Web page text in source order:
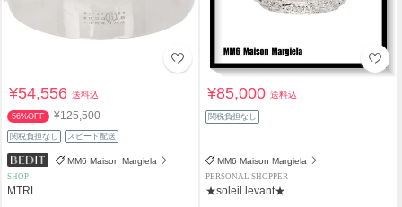
¥54,556送料込
56%OFF ¥125,500
関税負担なし スピード配送
MM6 Maison Margiela
SHOP
MTRL
¥85,000送料込
関税負担なし
MM6 Maison Margiela
PERSONAL SHOPPER
★soleil levant★